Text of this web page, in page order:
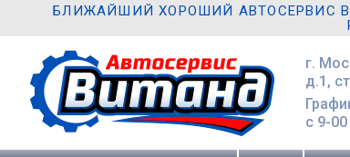
БЛИЖАЙШИЙ ХОРОШИЙ АВТОСЕРВИС
г.
д.1,
с 9-